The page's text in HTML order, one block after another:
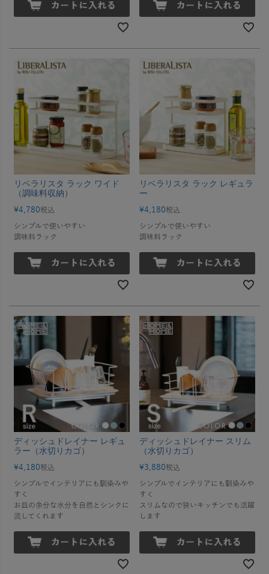
リベラリスタ ラック ワイド
（調味料収納）
¥4,780税込
シンプルで使いやすい
調味料ラック
リベラリスタ ラック レギュラ
ー
¥4,180税込
シンプルで使いやすい
調味料ラック
ディッシュドレイナー レギュ
ラー（水切りカゴ）
¥4,180税込
シンプルでインテリアにも馴染みや
すく
お皿の余分な水分を自然とシンクに
流してくれます
ディッシュドレイナー スリム
（水切りカゴ）
¥3,880税込
シンプルでインテリアにも馴染みや
すく
スリムなので狭いキッチンでも活躍
します